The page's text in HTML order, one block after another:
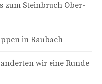
zum Steinbruch Ober-
in Raubach
wir eine Runde